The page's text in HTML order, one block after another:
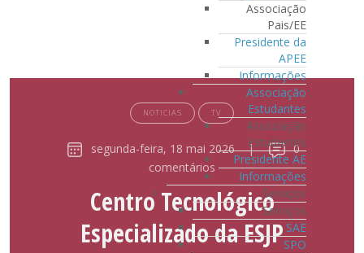
Associação
Pais/EE
Presidente da
APEE
Informações
Associação
Estudantes
Associação
Estudantes
Presidente AE
Informações
Serviços
Serviços
SAE
SPO
NOTICIAS TV
segunda-feira, 18 mai 2026 |
0
comentários
Centro Tecnológico
Especializado da ESJP